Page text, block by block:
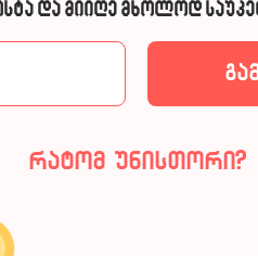
და მიიღე მხოლოდ
რატომ უნისთორი?